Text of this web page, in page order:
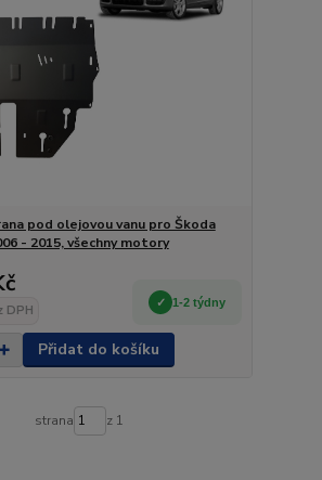
pod olejovou vanu pro Škoda
- 2015, všechny motory
DPH
1-2 týdny
Přidat do košíku
strana z 1